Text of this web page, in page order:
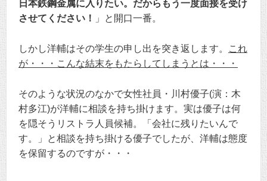
日本鉄鋼金属に入りたい。だからもう一度面接を受け
させてください！
」と開口一番。
しかし洋輔はその学生の申し出を突き返します。
これ
が・・・こんな結末をもたらしてしまうとは・・・
そのような状況のなかで女性社員・川村優子(演：木
村多江)が洋輔に相談を持ち掛けます。実は優子は何
を隠そうリストラ人員候補。「会社に残りたいんで
す。」と相談を持ち掛ける優子でしたが、洋輔は態度
を保留するのですが・・・